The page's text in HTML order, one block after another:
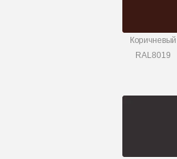
Коричневый
RAL8019